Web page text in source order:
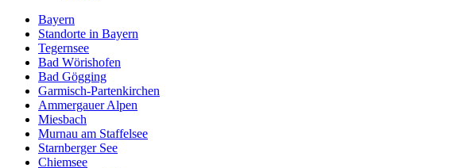
Bayern
Standorte in Bayern
Tegernsee
Bad Wörishofen
Bad Gögging
Garmisch-Partenkirchen
Ammergauer Alpen
Miesbach
Murnau am Staffelsee
Starnberger See
Chiemsee